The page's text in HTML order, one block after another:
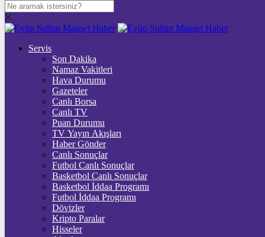
DOLAR
47,7217$% 0.04
EURO
% -0.15
STERLİN
% -0.07
GRAM ALTIN
%0,04
%-0,17
BİTCOİN
Servis
Son Dakika
Namaz Vakitleri
Hava Durumu
Gazeteler
Canlı Borsa
Canlı TV
Puan Durumu
TV Yayın Akışları
Haber Gönder
Canlı Sonuçlar
Futbol Canlı Sonuçlar
Basketbol Canlı Sonuçlar
Basketbol İddaa Programı
Futbol İddaa Programı
Dövizler
Kripto Paralar
Hisseler